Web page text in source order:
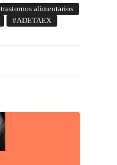
trastornos alimentarios
ADETAEX